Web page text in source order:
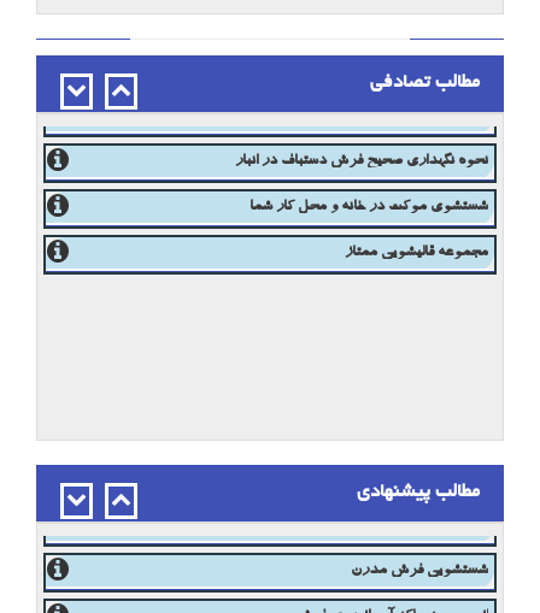
مطالب تصادفی
جلوگیری ازبیدخوردگی فرش
نحوه پاک کردن انواع لکه از روی فرش
نحوه نگهداری صحیح فرش دستباف در انبار
مطالب پیشنهادی
از بین بردن لکه چربی روی فرش
شستشوی فرش با رعایت اصول